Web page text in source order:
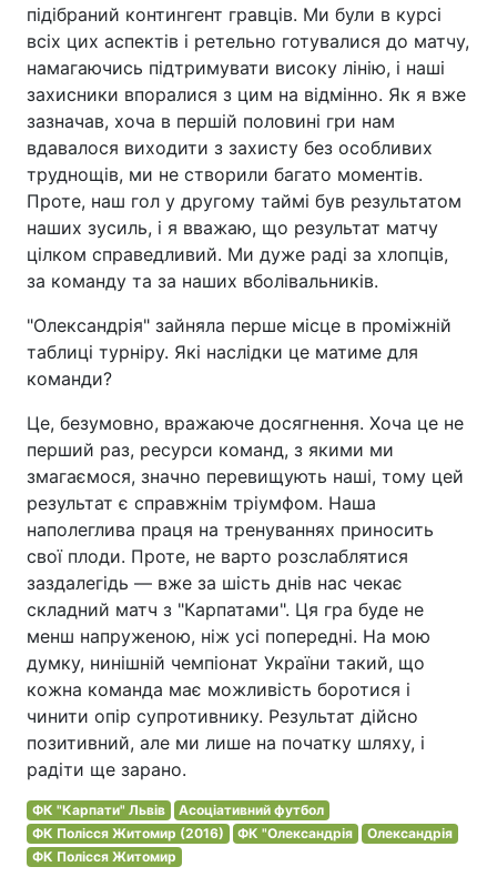
підібраний контингент гравців. Ми були в курсі
всіх цих аспектів і ретельно готувалися до матчу,
намагаючись підтримувати високу лінію, і наші
захисники впоралися з цим на відмінно. Як я вже
зазначав, хоча в першій половині гри нам
вдавалося виходити з захисту без особливих
труднощів, ми не створили багато моментів.
Проте, наш гол у другому таймі був результатом
наших зусиль, і я вважаю, що результат матчу
цілком справедливий. Ми дуже раді за хлопців,
за команду та за наших вболівальників.
"Олександрія" зайняла перше місце в проміжній
таблиці турніру. Які наслідки це матиме для
команди?
Це, безумовно, вражаюче досягнення. Хоча це не
перший раз, ресурси команд, з якими ми
змагаємося, значно перевищують наші, тому цей
результат є справжнім тріумфом. Наша
наполеглива праця на тренуваннях приносить
свої плоди. Проте, не варто розслаблятися
заздалегідь — вже за шість днів нас чекає
складний матч з "Карпатами". Ця гра буде не
менш напруженою, ніж усі попередні. На мою
думку, нинішній чемпіонат України такий, що
кожна команда має можливість боротися і
чинити опір супротивнику. Результат дійсно
позитивний, але ми лише на початку шляху, і
радіти ще зарано.
ФК "Карпати" Львів
Асоціативний футбол
ФК Полісся Житомир (2016)
ФК "Олександрія
Олександрія
ФК Полісся Житомир